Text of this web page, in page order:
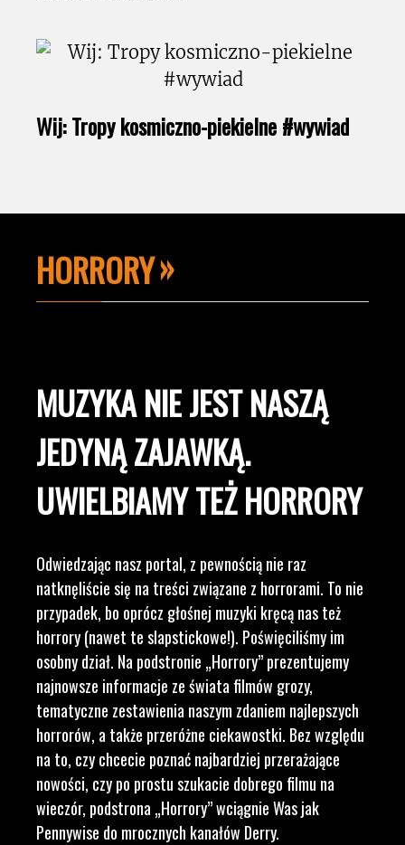
Wij: Tropy kosmiczno-piekielne #wywiad
HORRORY
MUZYKA NIE JEST NASZĄ
JEDYNĄ ZAJAWKĄ.
UWIELBIAMY TEŻ HORRORY
Odwiedzając nasz portal, z pewnością nie raz
natknęliście się na treści związane z horrorami. To nie
przypadek, bo oprócz głośnej muzyki kręcą nas też
horrory (nawet te slapstickowe!). Poświęciliśmy im
osobny dział. Na podstronie „Horrory” prezentujemy
najnowsze informacje ze świata filmów grozy,
tematyczne zestawienia naszym zdaniem najlepszych
horrorów, a także przeróżne ciekawostki. Bez względu
na to, czy chcecie poznać najbardziej przerażające
nowości, czy po prostu szukacie dobrego filmu na
wieczór, podstrona „Horrory” wciągnie Was jak
Pennywise do mrocznych kanałów Derry.